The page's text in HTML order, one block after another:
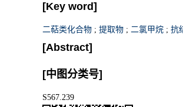
[Key word]
二萜类化合物 ; 提取物 ; 二氯甲烷 ; 抗
[Abstract]
[中图分类号]
S567.239